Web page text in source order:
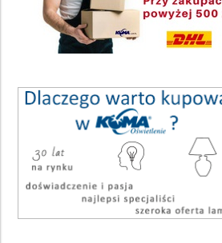
Kolor pełna nazwa
Wybierz
Wybierz
Rodzaj źródła światła
Wybierz
Średnica Ø